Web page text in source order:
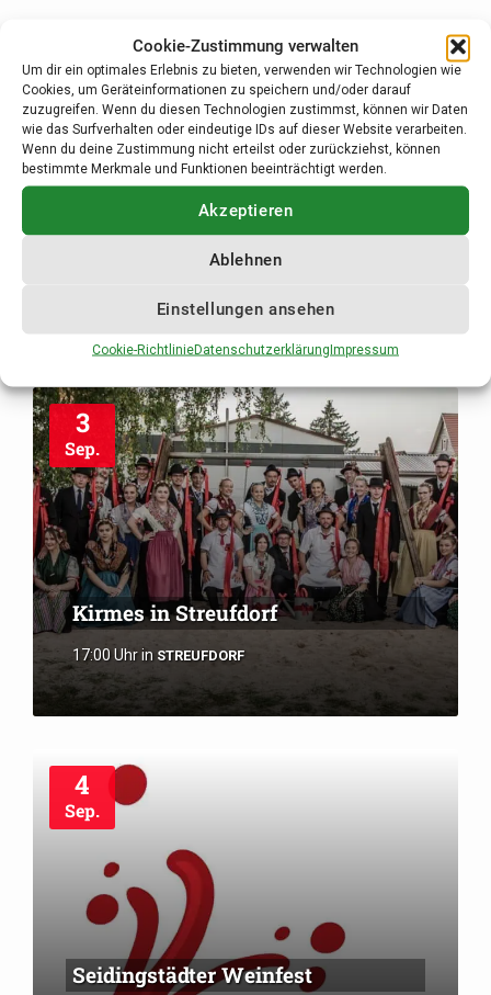
Cookie-Zustimmung verwalten
Um dir ein optimales Erlebnis zu bieten, verwenden wir Technologien wie
Cookies, um Geräteinformationen zu speichern und/oder darauf
zuzugreifen. Wenn du diesen Technologien zustimmst, können wir Daten
wie das Surfverhalten oder eindeutige IDs auf dieser Website verarbeiten.
Wenn du deine Zustimmung nicht erteilst oder zurückziehst, können
bestimmte Merkmale und Funktionen beeinträchtigt werden.
Akzeptieren
Ablehnen
Einstellungen ansehen
Cookie-RichtlinieDatenschutzerklärungImpressum
27
Aug.
Kirmes in Stressenhausen
3
Sep.
Kirmes in Streufdorf
17:00 Uhrin STREUFDORF
4
Sep.
Seidingstädter Weinfest